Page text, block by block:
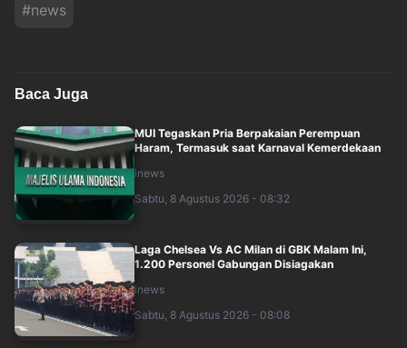
#news
Baca Juga
MUI Tegaskan Pria Berpakaian Perempuan
Haram, Termasuk saat Karnaval Kemerdekaan
inews
Sabtu, 8 Agustus 2026 - 08:32
Laga Chelsea Vs AC Milan di GBK Malam Ini,
1.200 Personel Gabungan Disiagakan
inews
Sabtu, 8 Agustus 2026 - 08:08